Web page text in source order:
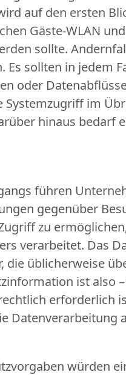
auf den ersten
Gäste-WLAN
sollte.
Es sollten in jedem
oder
im
hinaus bedarf
führen
gegenüber
zu
verarbeitet. Das
üblicherweise
ist also
erforderlich
Datenverarbeitung
würden